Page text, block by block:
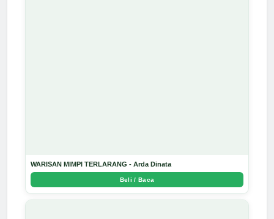
WARISAN MIMPI TERLARANG - Arda Dinata
Beli / Baca